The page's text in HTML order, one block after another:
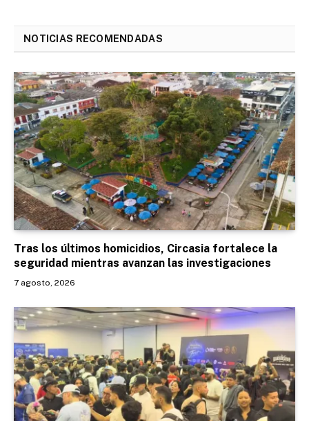
NOTICIAS RECOMENDADAS
Tras los últimos homicidios, Circasia fortalece la
seguridad mientras avanzan las investigaciones
7 agosto, 2026